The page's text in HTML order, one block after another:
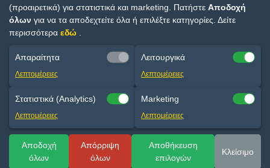
© 2017-2026 Critical Path ΜΕΠΕ. Με επιφύλαξη παντός
Πολιτική ΑπορρήτουΌροι ΧρήσηςΡυθμίσεις cookies
Το PRINCE2® είναι σήμα κατατεθέν της PeopleCert SA. Τα PMP®,
CAPM®, PMI-ACP® είναι σήματα κατατεθέντα του Project Management
Institute.
(προαιρετικά) για στατιστικά και marketing. Πατήστε Αποδοχή
όλων για να τα αποδεχτείτε όλα ή επιλέξτε κατηγορίες. Δείτε
περισσότερα εδώ
Απαραίτητα
Λεπτομέρειες
Λειτουργικά
Λεπτομέρειες
Στατιστικά (Analytics)
Λεπτομέρειες
Marketing
Λεπτομέρειες
Αποδοχή
όλων
Απόρριψη
όλων
Αποθήκευση
επιλογών
Κλείσιμο